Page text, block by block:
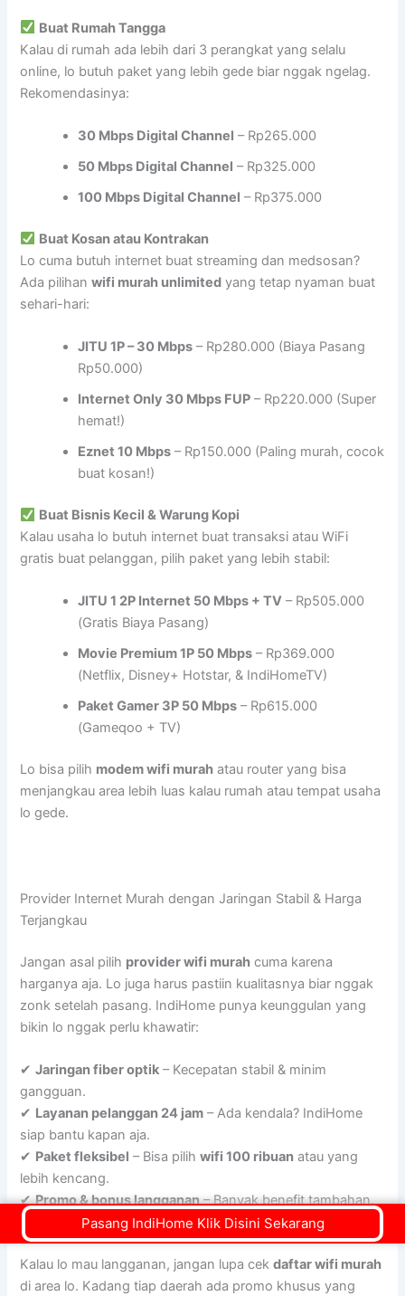
Buat Rumah Tangga
Kalau di rumah ada lebih dari 3 perangkat yang selalu
online, lo butuh paket yang lebih gede biar nggak ngelag.
Rekomendasinya:
30 Mbps Digital Channel – Rp265.000
50 Mbps Digital Channel – Rp325.000
100 Mbps Digital Channel – Rp375.000
Buat Kosan atau Kontrakan
Lo cuma butuh internet buat streaming dan medsosan?
Ada pilihanwifi murah unlimited yang tetap nyaman buat
sehari-hari:
JITU 1P – 30 Mbps – Rp280.000 (Biaya Pasang
Rp50.000)
Internet Only 30 Mbps FUP – Rp220.000 (Super
hemat!)
Eznet 10 Mbps – Rp150.000 (Paling murah, cocok
buat kosan!)
Buat Bisnis Kecil & Warung Kopi
Kalau usaha lo butuh internet buat transaksi atau WiFi
gratis buat pelanggan, pilih paket yang lebih stabil:
JITU 1 2P Internet 50 Mbps + TV – Rp505.000
(Gratis Biaya Pasang)
Movie Premium 1P 50 Mbps – Rp369.000
(Netflix, Disney+ Hotstar, & IndiHomeTV)
Paket Gamer 3P 50 Mbps – Rp615.000
(Gameqoo + TV)
Lo bisa pilih modem wifi murah atau router yang bisa
menjangkau area lebih luas kalau rumah atau tempat usaha
lo gede.
Provider Internet Murah dengan Jaringan Stabil & Harga
Terjangkau
Jangan asal pilih provider wifi murah cuma karena
harganya aja. Lo juga harus pastiin kualitasnya biar nggak
zonk setelah pasang. IndiHome punya keunggulan yang
bikin lo nggak perlu khawatir:
✔Jaringan fiber optik – Kecepatan stabil & minim
gangguan.
✔ Layanan pelanggan 24 jam – Ada kendala? IndiHome
siap bantu kapan aja.
✔ Paket fleksibel – Bisa pilihwifi 100 ribuan atau yang
lebih kencang.
✔Promo & bonus langganan– Banyak benefit tambahan,
kayak Netflix & Disney+ Hotstar!
Kalau lo mau langganan, jangan lupa cekdaftar wifi murah
di area lo. Kadang tiap daerah ada promo khusus yang
Pasang IndiHome Klik Disini Sekarang